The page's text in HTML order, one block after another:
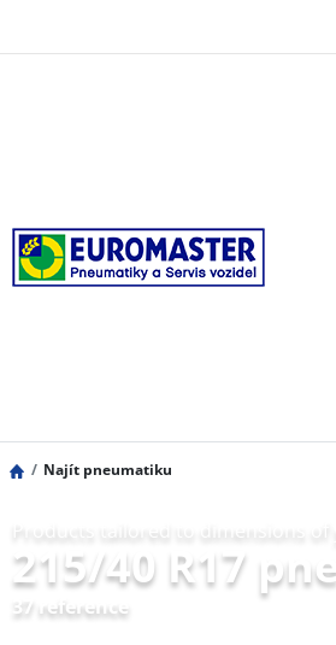
Najít pneumatiku
215/40 R17
37 reference